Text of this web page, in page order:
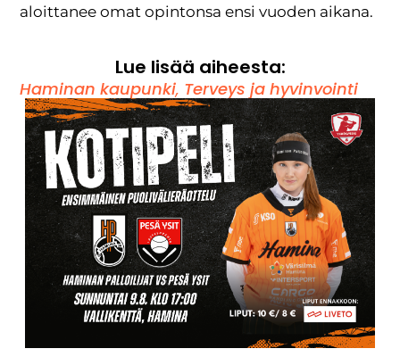
aloittanee omat opintonsa ensi vuoden aikana.
Lue lisää aiheesta:
Haminan kaupunki, Terveys ja hyvinvointi